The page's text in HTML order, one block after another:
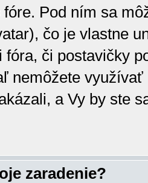
Pod ním sa
čo je vlastne
fóra, či postavičky
nemôžete
a Vy by ste
zaradenie?